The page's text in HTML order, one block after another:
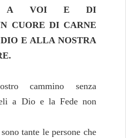
A VOI E DI
CUORE DI CARNE
E ALLA NOSTRA
cammino senza
a Dio e la Fede non
tante le persone che